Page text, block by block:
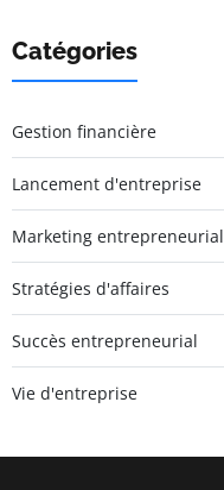
Catégories
Gestion financière
Lancement d'entreprise
Marketing entrepreneurial
Stratégies d'affaires
Succès entrepreneurial
Vie d'entreprise